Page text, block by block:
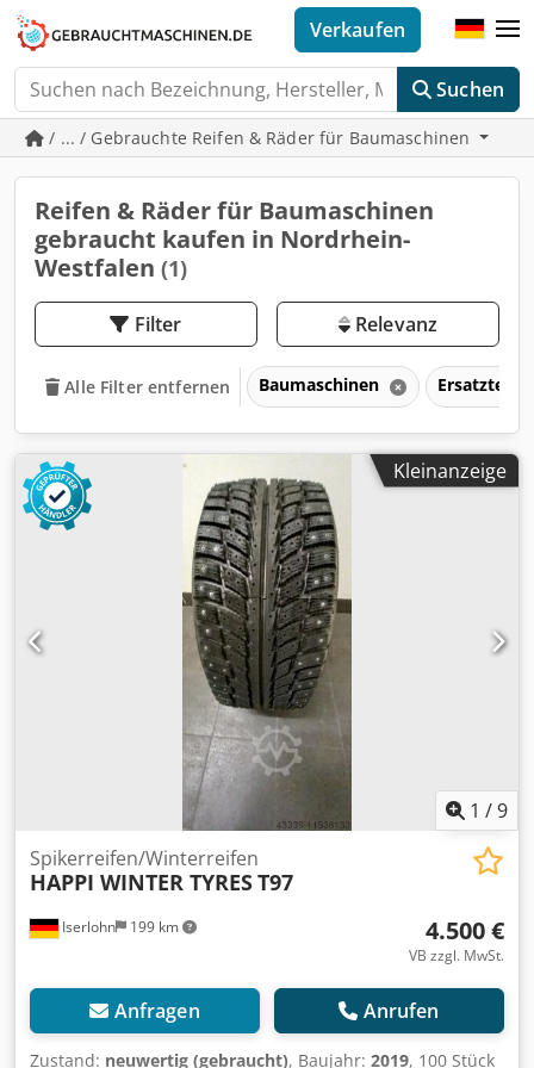
Suchen
Verkaufen
/ ... / Gebrauchte Reifen & Räder für Baumaschinen
Reifen & Räder für Baumaschinen
gebraucht kaufen in Nordrhein-
Westfalen (1)
Filter Relevanz
Alle Filter entfernen Baumaschinen Ersatzteile
Kleinanzeige
1 /9
Iserlohn 199 km
Spikerreifen/Winterreifen
HAPPI WINTER TYREST97
4.500 €
VB zzgl. MwSt.
Anfragen Anrufen
Zustand: neuwertig (gebraucht), Baujahr: 2019, 100 Stück